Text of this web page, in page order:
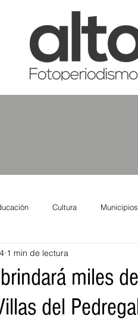
Cultura Municipios
Salud
Turismo Sader DIF
miles
del
1 min de lectura